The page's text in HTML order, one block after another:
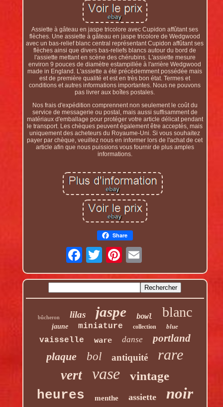
Assiette à gâteau en jaspe tricolore avec Cupidon affûtant ses
flèches. Une assiette à gâteau en jaspe tricolore de Wedgwood
avec un bas-relief blanc central représentant Cupidon affûtant ses
flèches ainsi que divers bas-reliefs blancs autour du bord de
l'assiette mettant en scène des chérubins. L'assiette mesure
environ 9 pouces de diamètre estampillée à l'arrière Wedgwood
made in England. L'assiette a été précédemment possédée mais
est de première qualité et est en très bon état. Termes et
conditions et autres informations importantes. Nous ne pouvons
pas livrer aux boîtes postales.
Nos frais d'expédition comprennent non seulement le coût du
service de messagerie ou postal, mais aussi suffisamment de
matériaux d'emballage pour protéger votre article délicat pendant
le transport. Les chèques peuvent également être acceptés, mais
uniquement des acheteurs du Royaume-Uni. Si vous souhaitez
payer par chèque, veuillez nous en informer lors de l'achat de cet
article afin que nous puissions vous fournir de plus amples
informations.
Share
bûcheron lilas jaspe bowl blanc
jaune miniature collection blue
vaisselle ware danse portland
plaque bol antiquité rare
vert vase vintage
heures menthe assiette noir